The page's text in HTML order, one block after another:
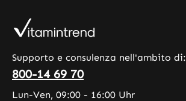
Supporto e consulenza nell'ambito di:
800-14 69 70
Lun-Ven, 09:00 - 16:00 Uhr